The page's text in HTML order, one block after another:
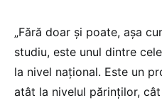
„Fără doar și poate, așa
studiu, este unul dintre
la nivel național. Este un
atât la nivelul părinților,